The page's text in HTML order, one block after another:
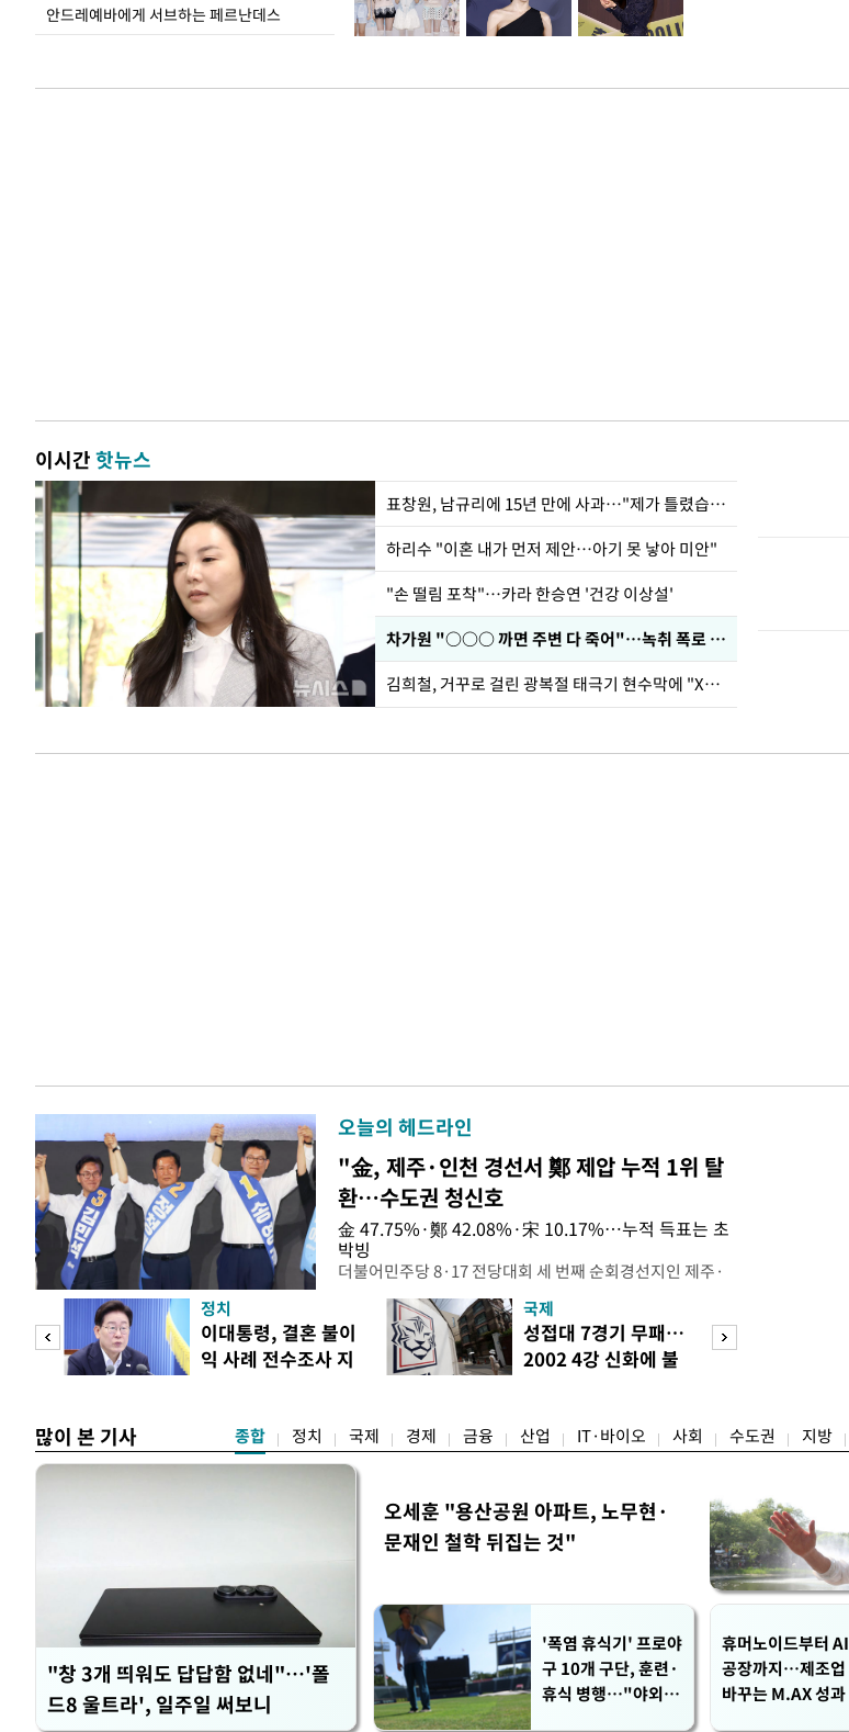
안드레예바에게 서브하는 페르난데스
이시간핫뉴스
표창원, 남규리에 15년 만에 사과…"제가 틀렸습니다"
하리수 "이혼 내가 먼저 제안…아기 못 낳아 미안"
"손 떨림 포착"…카라 한승연 '건강 이상설'
차가원 "○○○ 까면 주변 다 죽어"…녹취 폭로 파장
김희철, 거꾸로 걸린 광복절 태극기 현수막에 "X돌았네"
오늘의 헤드라인
"金, 제주·인천 경선서 鄭 제압 누적 1위 탈
환…수도권 청신호
金 47.75%·鄭 42.08%·宋 10.17%…누적 득표는 초
박빙
더불어민주당 8·17 전당대회 세 번째 순회경선지인 제주·
인천 권리당원 투표에서 김민석 당대표 후보가 승리했다. 지
난주 첫 주말 순회경선에서 충청권은 김 후보가, 부산·울산·
경남에서는 정청래 후보가 승리한 바 있다. 소병훈 민주당 중
앙당 선관위원장은 8일 제주·인천 순회경선 권리당원 투표
정치
이대통령, 결혼 불이
익 사례 전수조사 지
국제
성접대 7경기 무패…
2002 4강 신화에 불
많이 본 기사 종합 정치 국제 경제 금융 산업 IT·바이오 사회 수도권 지방
"창 3개 띄워도 답답함 없네"…'폴
드8 울트라', 일주일 써보니
오세훈 "용산공원 아파트, 노무현·
문재인 철학 뒤집는 것"
'폭염 휴식기' 프로야
구 10개 구단, 훈련·
휴식 병행…"야외 훈
휴머노이드부터 AI
공장까지…제조업
바꾸는 M.AX 성과